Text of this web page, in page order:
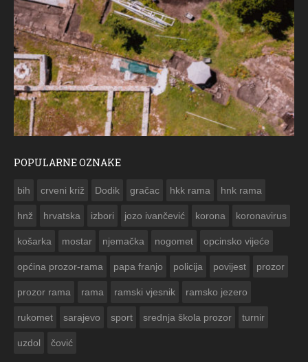
POPULARNE OZNAKE
bih crveni križ Dodik gračac hkk rama hnk rama
hnž hrvatska izbori jozo ivančević korona koronavirus
košarka mostar njemačka nogomet opcinsko vijeće
općina prozor-rama papa franjo policija povijest prozor
prozor rama rama ramski vjesnik ramsko jezero
rukomet sarajevo sport srednja škola prozor turnir
uzdol čović